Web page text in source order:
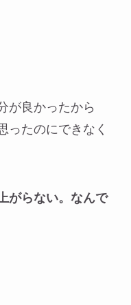
が良かったから
ったのにできなく
がらない。なんで